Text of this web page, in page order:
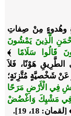
وهُدوءٍ مِنْ صِفاتِ
الَّذِينَ يَمْشُونَ
قَالُوا سَلَامًا ﴾
هَوْنًا، فَلاَ
عَنْ شَخْصيَّةٍ مُتَّزِنَةٍ؛
فِي الْأَرْضِ مَرَحًا
فِي مَشْيِكَ وَاغْضُضْ
18، 19].